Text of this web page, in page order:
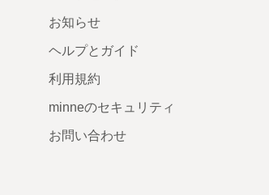
お知らせ
ヘルプとガイド
利用規約
minneのセキュリティ
お問い合わせ